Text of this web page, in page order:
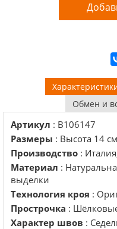
Обмен и
Артикул : B106147
Размеры : Высота 14
Производство :
Материал :
выделки
Технология кроя :
Прострочка :
Характер швов :